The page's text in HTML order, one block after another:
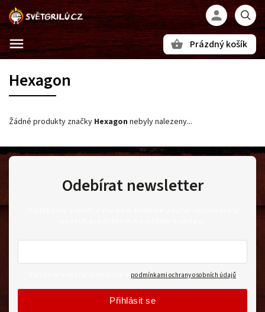
Prázdný košík
Hexagon
Žádné produkty značky Hexagon nebyly nalezeny...
Odebírat newsletter
podmínkami ochrany osobních údajů
Přihlásit se